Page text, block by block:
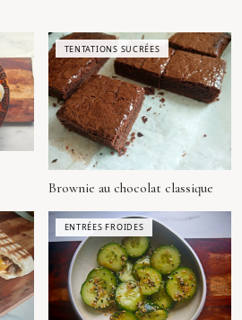
TENTATIONS SUCRÉES
Brownie au chocolat classique
ENTRÉES FROIDES